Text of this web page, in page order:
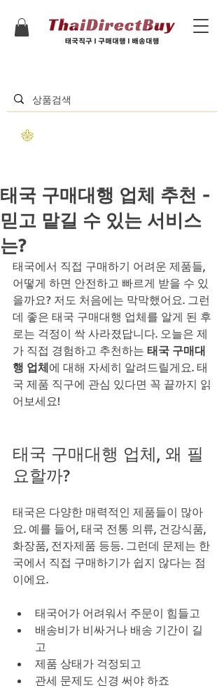
태국 구매대행 업체 추천 -
믿고 맡길 수 있는 서비스
는?
태국에서 직접 구매하기 어려운 제품들,
어떻게 하면 안전하고 빠르게 받을 수 있
을까요? 저도 처음에는 막막했어요. 그런
데 좋은 태국 구매대행 업체를 알게 된 후
로는 걱정이 싹 사라졌답니다. 오늘은 제
가 직접 경험하고 추천하는 태국 구매대
행 업체에 대해 자세히 알려드릴게요. 태
국 제품 직구에 관심 있다면 꼭 끝까지 읽
어보세요!
태국 구매대행 업체, 왜 필
요할까?
태국은 다양한 매력적인 제품들이 많아
요. 예를 들어, 태국 전통 의류, 건강식품,
화장품, 전자제품 등등. 그런데 문제는 한
국에서 직접 구매하기가 쉽지 않다는 점
이에요.
태국어가 어려워서 주문이 힘들고
배송비가 비싸거나 배송 기간이 길
고
제품 상태가 걱정되고
관세 문제도 신경 써야 하죠